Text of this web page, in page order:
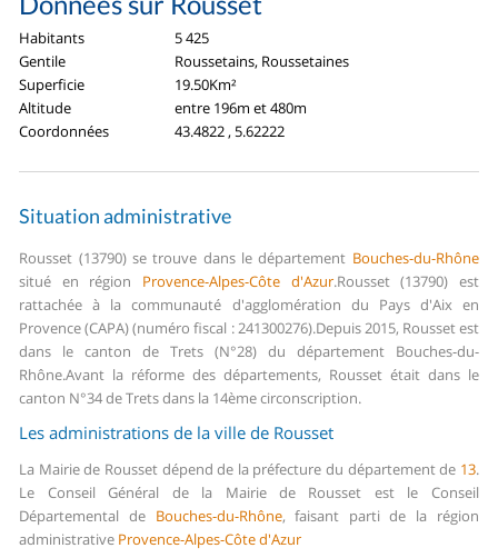
Habitants
5 425
Gentile
Roussetains, Roussetaines
Superficie
19.50Km²
Altitude
entre 196m et 480m
Coordonnées
43.4822 , 5.62222
Situation administrative
Rousset (13790) se trouve dans le département Bouches-du-Rhône
situé en région Provence-Alpes-Côte d'Azur.Rousset (13790) est
rattachée à la communauté d'agglomération du Pays d'Aix en
Provence (CAPA) (numéro fiscal : 241300276).Depuis 2015, Rousset est
dans le canton de Trets (N°28) du département Bouches-du-
Rhône.Avant la réforme des départements, Rousset était dans le
canton N°34 de Trets dans la 14ème circonscription.
Les administrations de la ville de Rousset
La Mairie de Rousset dépend de la préfecture du département de 13.
Le Conseil Général de la Mairie de Rousset est le Conseil
Départemental de Bouches-du-Rhône, faisant parti de la région
administrative Provence-Alpes-Côte d'Azur